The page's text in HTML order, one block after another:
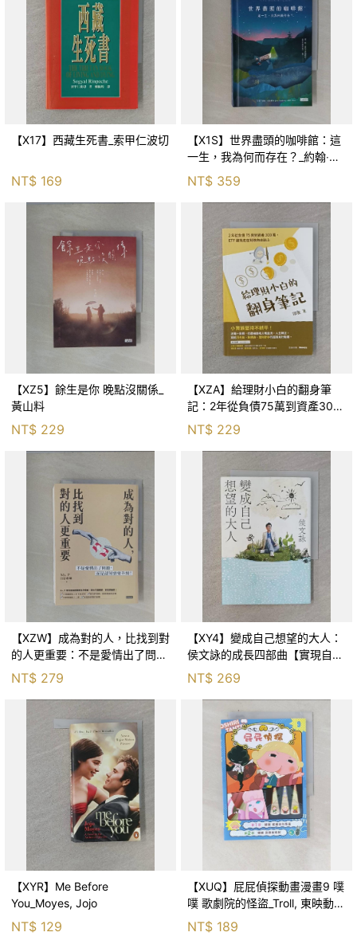
【X17】西藏生死書_索甲仁波切
NT$ 169
【X1S】世界盡頭的咖啡館：這
一生，我為何而存在？_約翰‧史
崔勒基, Elsa
NT$ 359
【XZ5】餘生是你 晚點沒關係_
黃山料
NT$ 229
【XZA】給理財小白的翻身筆
記：2年從負債75萬到資產300
萬，ETF讓我走在財務自由路上_
鐵蛋
NT$ 229
【XZW】成為對的人，比找到對
的人更重要：不是愛情出了問
題，而是認知需要升級！_Mr. P
NT$ 279
【XY4】變成自己想望的大人：
侯文詠的成長四部曲【實現自
己】_侯文詠
NT$ 269
【XYR】Me Before
You_Moyes, Jojo
NT$ 129
【XUQ】屁屁偵探動畫漫畫9 噗
噗 歌劇院的怪盜_Troll, 東映動畫
株式會社, 張東君
NT$ 189